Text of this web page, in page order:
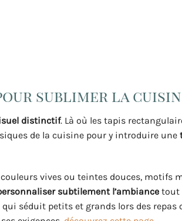
sublimer la
distinctif. Là où les tapis
de la cuisine pour y introduire une
vives ou teintes douces, motifs
subtilement l’ambiance tout
séduit petits et grands lors des repas